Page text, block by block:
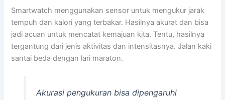
Smartwatch menggunakan sensor untuk mengukur jarak
tempuh dan kalori yang terbakar. Hasilnya akurat dan bisa
jadi acuan untuk mencatat kemajuan kita. Tentu, hasilnya
tergantung dari jenis aktivitas dan intensitasnya. Jalan kaki
santai beda dengan lari maraton.
Akurasi pengukuran bisa dipengaruhi